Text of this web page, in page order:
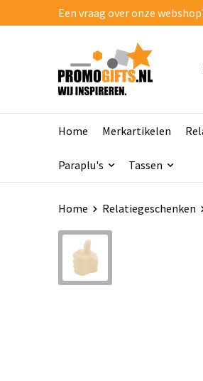
Een vraag over onze
Home Merkartikelen
Paraplu's Tassen
Home Relatiegeschenken